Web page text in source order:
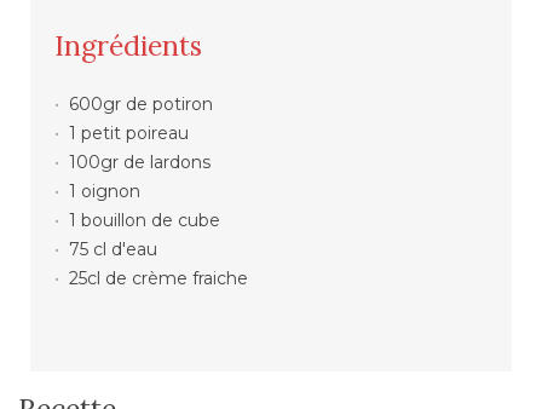
Ingrédients
600gr de potiron
1 petit poireau
100gr de lardons
1 oignon
1 bouillon de cube
75 cl d'eau
25cl de crème fraiche